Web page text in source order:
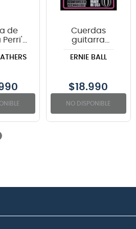
de
Cuerdas
guitarra
Ball P03123
ERNIE BALL
$18.990
NO DISPONIBLE